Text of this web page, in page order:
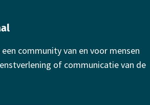
community van en voor mensen
of communicatie van de